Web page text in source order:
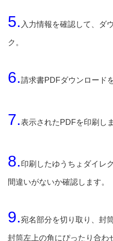
5. 入力情報を確認して、ダ
ク。
6.請求書PDFダウンロード
7.表示されたPDFを印刷しま
8. 印刷したゆうちょダイレ
間違いがないか確認します。
9.宛名部分を切り取り、封
封筒左上の角にぴったり合わ